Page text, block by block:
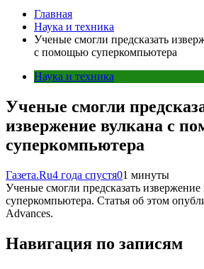
Главная
Наука и техника
Ученые смогли предсказать
с помощью суперкомпьютера
Наука и техника
Ученые смогли
извержение вулкана с
суперкомпьютера
Газета.Ru4 года спустя01 минуты
Ученые смогли предсказать
суперкомпьютера. Статья об этом
Advances.
Навигация по записям